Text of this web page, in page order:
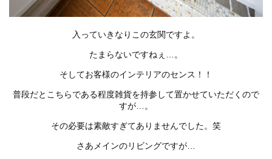
入っていきなりこの玄関ですよ。
たまらないですねぇ…。
そしてお客様のインテリアのセンス！！
普段だとこちらである程度雑貨を持参して置かせていただくので
すが…。
その必要は素敵すぎてありませんでした。笑
さあメインのリビングですが…